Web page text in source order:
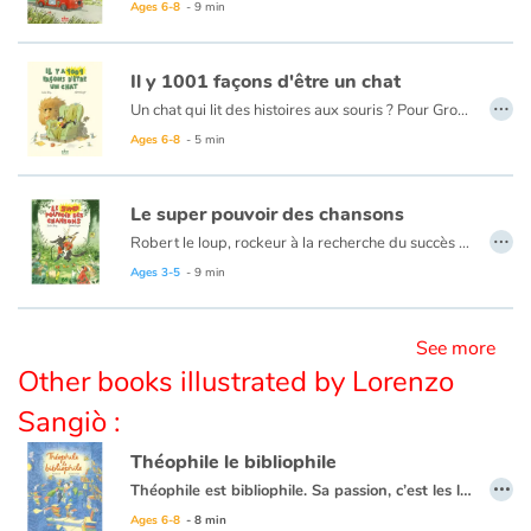
Blog
Learn french with Storyplay'r
French book lists for children
Reading for children
Ages 6-8 - 9 min
Il y 1001 façons d'être un chat
Un chat qui lit des histoires aux souris ? Pour Groucho, Roi des félins, c’est un scandale ! Pour Maurice, héros de l'album "
Ages 6-8 - 5 min
…
Le super pouvoir des chansons
Robert le loup, rockeur à la recherche du succès rêve de monter un groupe de loups. Ni une ni deux, il met une annonce et à sa grande surprise, Max le lapin, rocker à la voix divine, apparaît. Le groupe « Les Pouet-Pouet » est né. Succès immédiat dans la forêt, les fans accourent de partout… Mais l'instinct de prédateur de Robert n'est jamais très loin...
Ages 3-5 - 9 min
…
See more
Other books illustrated by Lorenzo
Sangiò :
Théophile le bibliophile
Théophile est bibliophile. Sa passion, c’est les livres. Grand voyageur, explorateur et collectionneur, ses étagères en sont pleines. Tellement pleines qu’il est obligé de les entreposer dans toutes les pièces de son petit appartement. Pas facile de circuler dans ce bazar ! Mais Théophile est bien fier : il n’y a pas un sujet sur lequel il ne possède pas au moins un livre. Un jour, quand son ami Philibert lui demande le nom du chien de Napoléon, Théophile est bien embêté. Où a-t-il bien pu ranger le précieux sésame qui contient la réponse à cette requête ? Commence alors une longue recherche dans les rayons de sa bibliothèque géante: CHIENS ET CHATS CÉLÈBRES, GRANDS EXPLORATEURS, GRANDS CHEFS DU MONDE…
Ages 6-8 - 8 min
…